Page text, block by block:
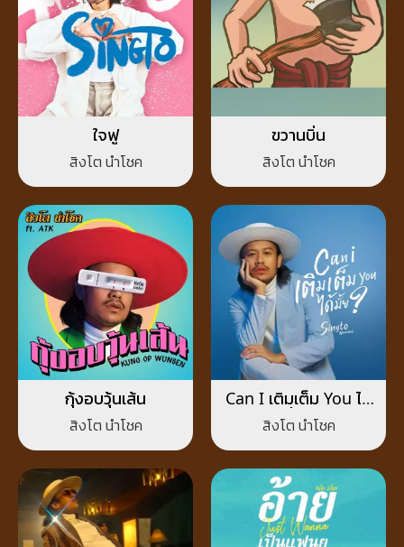
ใจฟู
สิงโต นำโชค
ขวานบิ่น
สิงโต นำโชค
กุ้งอบวุ้นเส้น
สิงโต นำโชค
Can I เติมเต็ม You ได้
มั้ย?
สิงโต นำโชค